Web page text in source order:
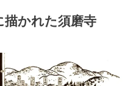
描かれた須磨寺